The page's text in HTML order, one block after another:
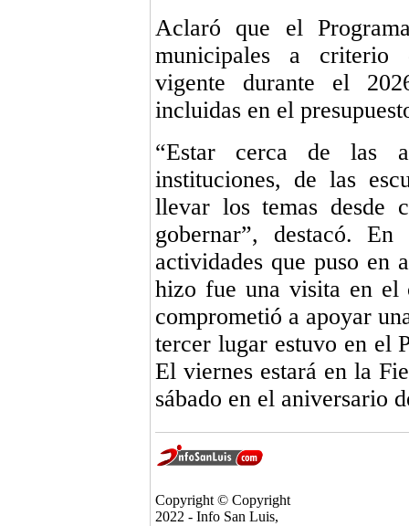
Aclaró que el
municipales a criterio
vigente durante el
incluidas en el
“Estar cerca de las
instituciones, de las
llevar los temas desde
gobernar”, destacó.
actividades que puso en
hizo fue una visita en el
comprometió a apoyar
tercer lugar estuvo en el
El viernes estará en la
sábado en el aniversario
Copyright © Copyright
2022 - Info San Luis,